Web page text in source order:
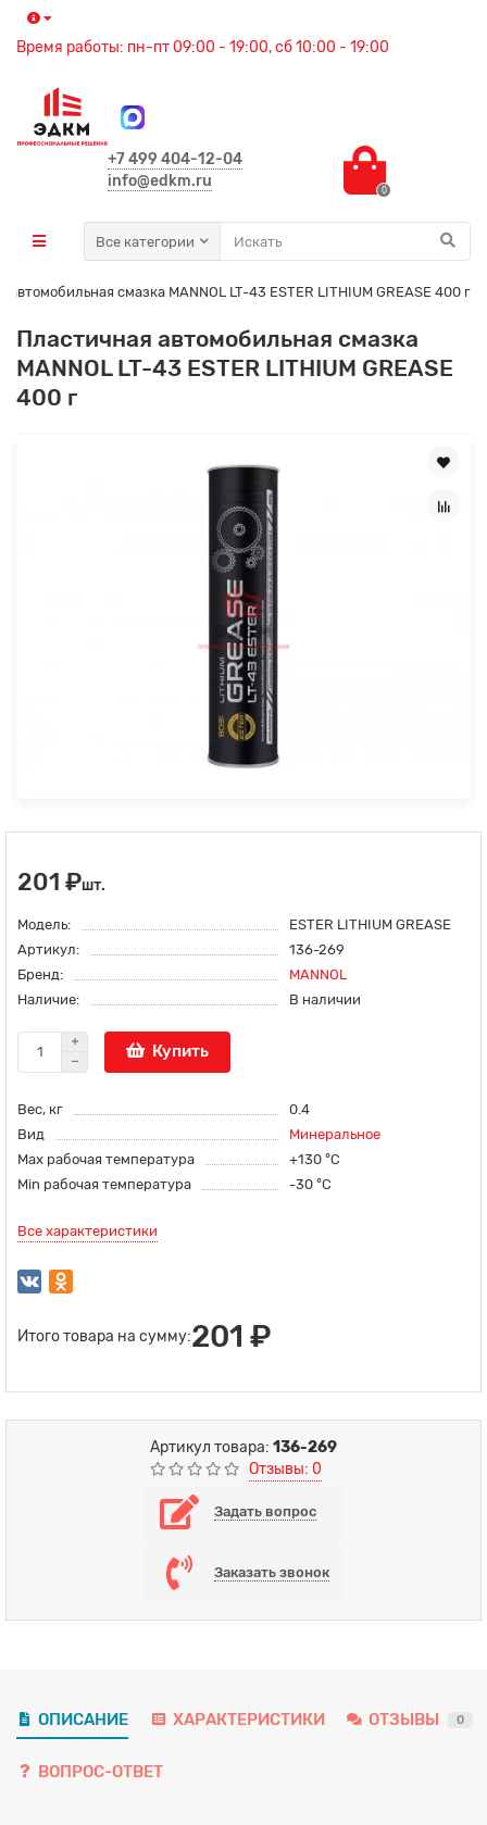
Время работы: пн-пт 09:00 - 19:00, сб 10:00 - 19:00
+7 499 404-12-04
info@edkm.ru
0
Все категории
автомобильная смазка MANNOL LT-43 ESTER LITHIUM GREASE 400 г
Пластичная автомобильная смазка
MANNOL LT-43 ESTER LITHIUM GREASE
400 г
201 ₽шт.
Модель:
ESTER LITHIUM GREASE
Артикул:
136-269
Бренд:
MANNOL
Наличие:
В наличии
Купить
Вес, кг
0.4
Вид
Минеральное
Max рабочая температура
+130 °С
Min рабочая температура
-30 °С
Все характеристики
Итого товара на сумму:201 ₽
Артикул товара: 136-269
Отзывы: 0
Задать вопрос
Заказать звонок
ОПИСАНИЕ ХАРАКТЕРИСТИКИ ОТЗЫВЫ 0
ВОПРОС-ОТВЕТ